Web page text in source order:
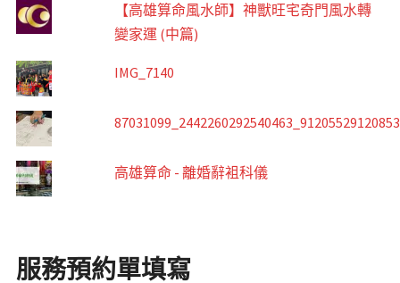
【高雄算命風水師】神獸旺宅奇門風水轉
變家運 (中篇)
IMG_7140
高雄算命 - 離婚辭袓科儀
服務預約單填寫